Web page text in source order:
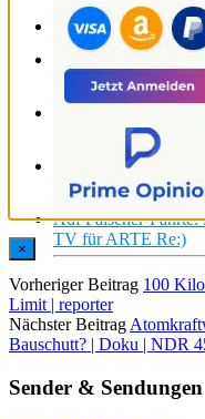
Kubas Rebellion auf
1 Jahr nach dem
Schutt und Asche
Leben? Auf dem
Leben auf dem
Reportage
Auf Fälscher-
TV für ARTE Re:)
Vorheriger Beitrag 100
Limit | reporter
Nächster Beitrag
Bauschutt? | Doku | NDR
Sender & Sendungen
×